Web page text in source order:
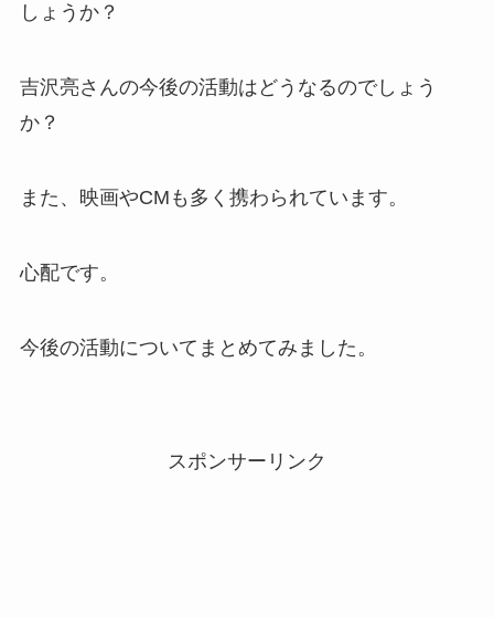
しょうか？
吉沢亮さんの今後の活動はどうなるのでしょう
か？
また、映画やCMも多く携わられています。
心配です。
今後の活動についてまとめてみました。
スポンサーリンク